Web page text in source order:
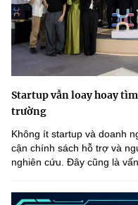
Startup vẫn loay hoay
trường
Không ít startup và doanh
cận chính sách hỗ trợ và
nghiên cứu. Đây cũng là